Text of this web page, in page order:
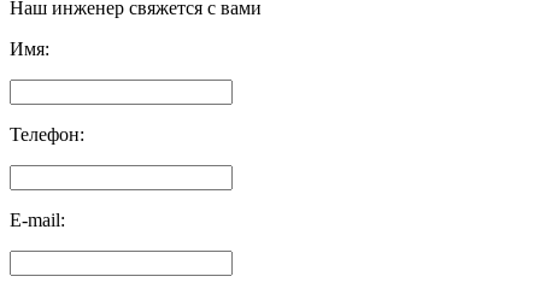
Наш инженер свяжется с вами
Имя:
Телефон:
E-mail: